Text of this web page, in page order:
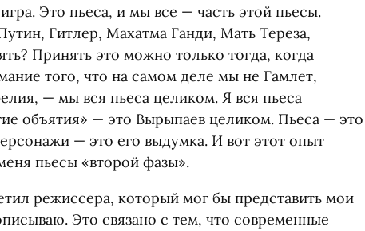
Это пьеса, и мы все — часть этой пьесы.
Гитлер, Махатма Ганди, Мать Тереза,
Принять это можно только тогда, когда
того, что на самом деле мы не Гамлет,
— мы вся пьеса целиком. Я вся пьеса
объятия» — это Вырыпаев целиком. Пьеса — это
— это его выдумка. И вот этот опыт
пьесы «второй фазы».
режиссера, который мог бы представить мои
Это связано с тем, что современные